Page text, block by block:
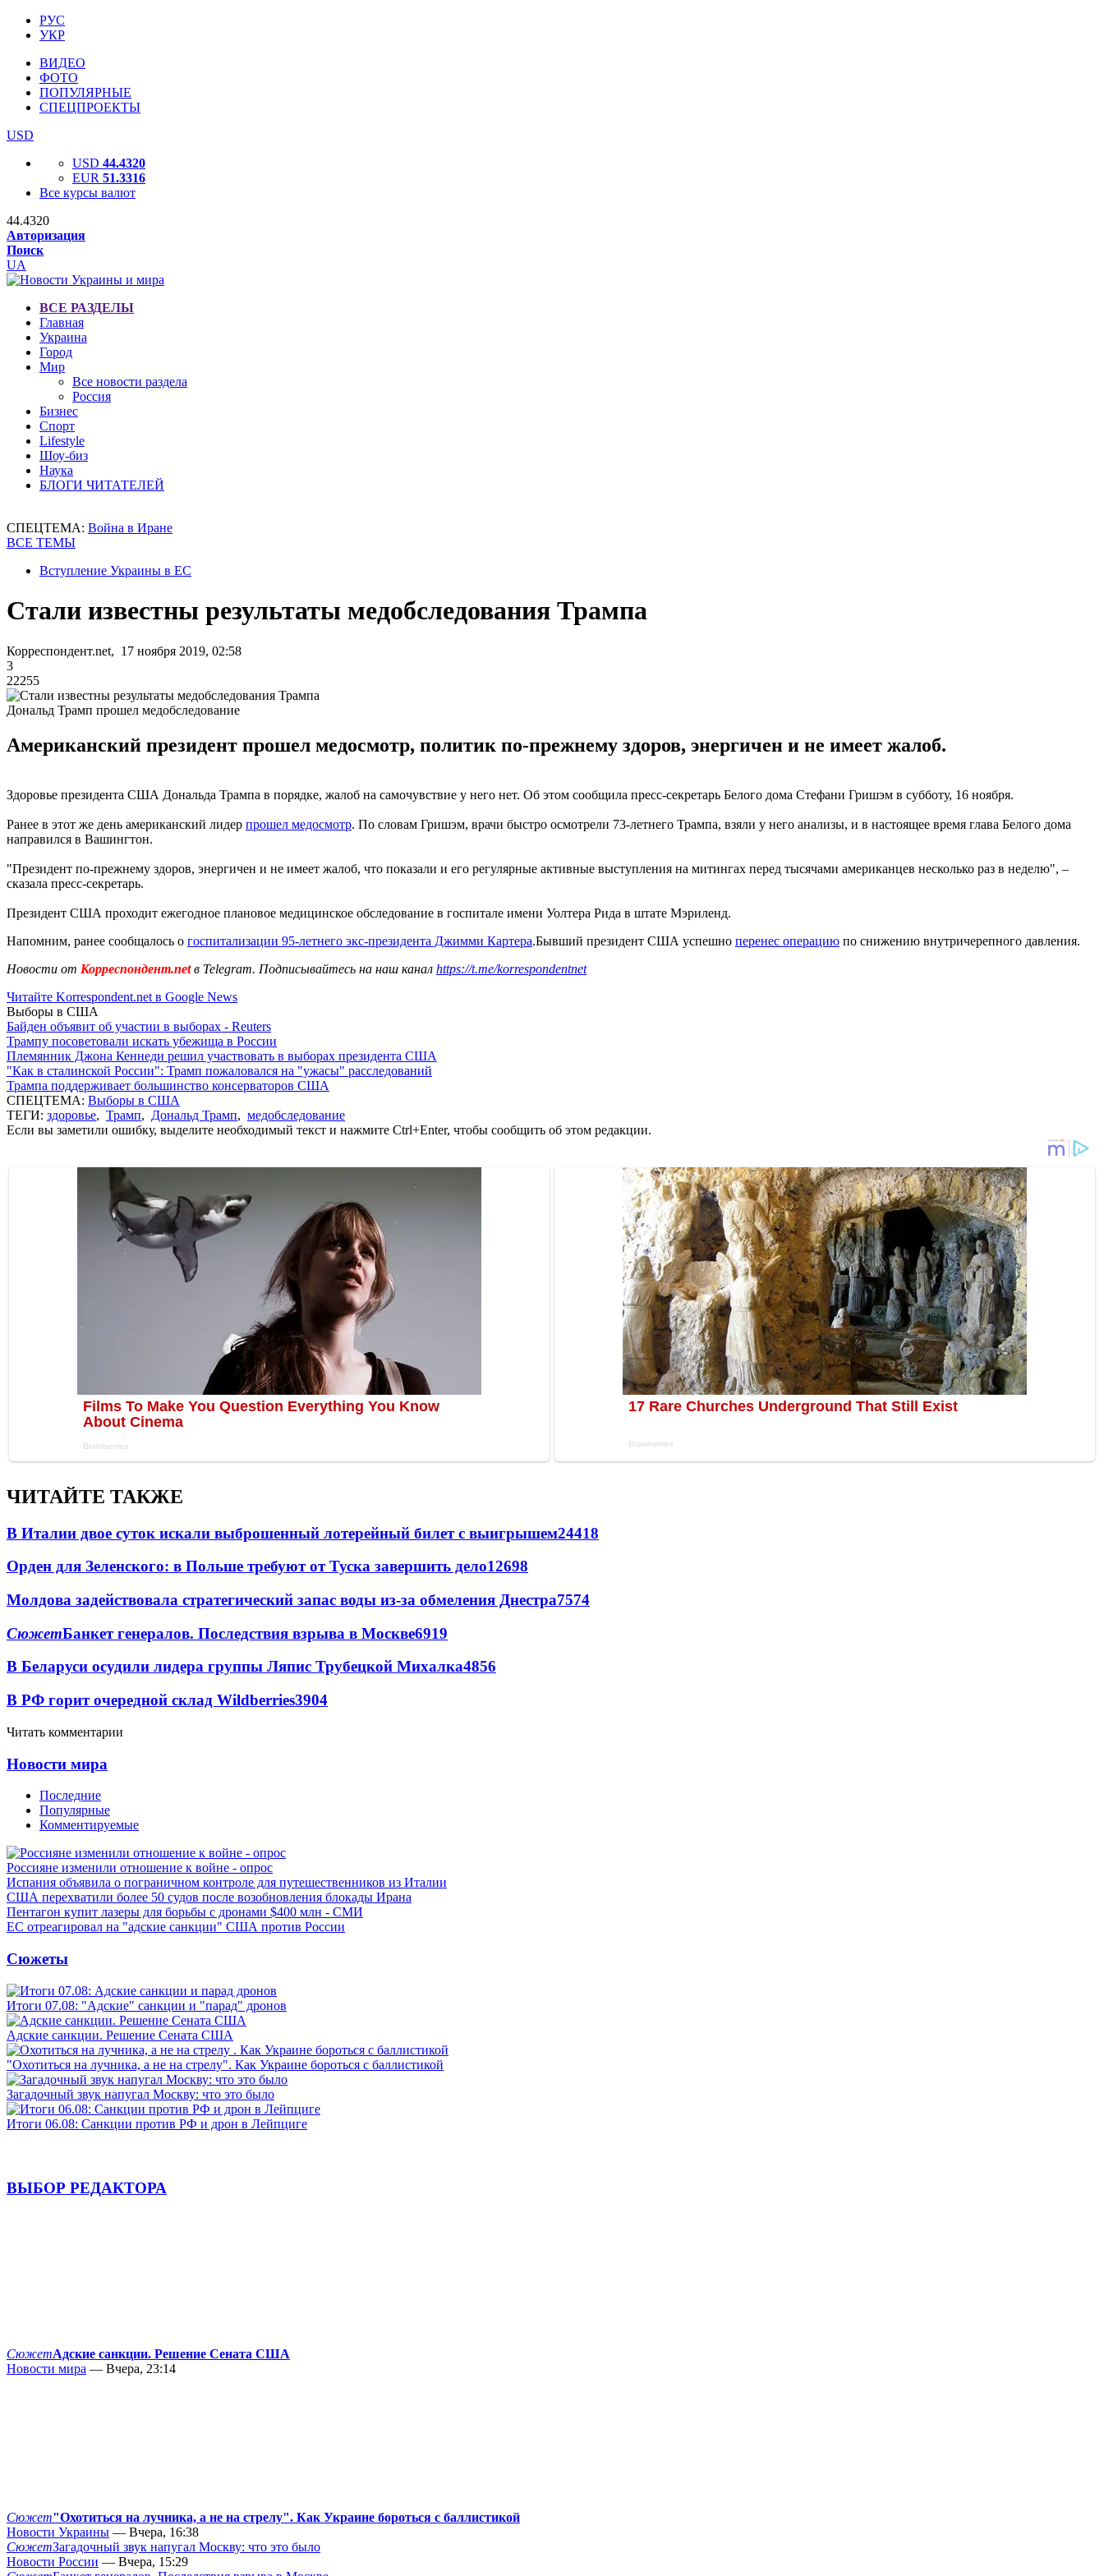
РУС
УКР
ВИДЕО
ФОТО
ПОПУЛЯРНЫЕ
СПЕЦПРОЕКТЫ
USD
USD 44.4320
EUR 51.3316
Все курсы валют
44.4320
Авторизация
Поиск
UA
ВСЕ РАЗДЕЛЫ
Главная
Украина
Город
Мир
Все новости раздела
Россия
Бизнес
Спорт
Lifestyle
Шоу-биз
Наука
БЛОГИ ЧИТАТЕЛЕЙ
СПЕЦТЕМА: Война в Иране
ВСЕ ТЕМЫ
Вступление Украины в ЕС
Стали известны результаты медобследования Трампа
Корреспондент.net, 17 ноября 2019, 02:58
3
22255
Дональд Трамп прошел медобследование
Американский президент прошел медосмотр, политик по-прежнему здоров, энергичен и не имеет жалоб.
Здоровье президента США Дональда Трампа в порядке, жалоб на самочувствие у него нет. Об этом сообщила пресс-секретарь Белого дома Стефани Гришэм в субботу, 16 ноября.
Ранее в этот же день американский лидер прошел медосмотр. По словам Гришэм, врачи быстро осмотрели 73-летнего Трампа, взяли у него анализы, и в настоящее время глава Белого дома
направился в Вашингтон.
"Президент по-прежнему здоров, энергичен и не имеет жалоб, что показали и его регулярные активные выступления на митингах перед тысячами американцев несколько раз в неделю", –
сказала пресс-секретарь.
Президент США проходит ежегодное плановое медицинское обследование в госпитале имени Уолтера Рида в штате Мэриленд.
Напомним, ранее сообщалось о госпитализации 95-летнего экс-президента Джимми Картера.Бывший президент США успешно перенес операцию по снижению внутричерепного давления.
Новости от Корреспондент.netв Telegram. Подписывайтесь на наш канал https://t.me/korrespondentnet
Читайте Korrespondent.net в Google News
Выборы в США
Байден объявит об участии в выборах - Reuters
Трампу посоветовали искать убежища в России
Племянник Джона Кеннеди решил участвовать в выборах президента США
"Как в сталинской России": Трамп пожаловался на "ужасы" расследований
Трампа поддерживает большинство консерваторов США
СПЕЦТЕМА: Выборы в США
ТЕГИ: здоровье, Трамп, Дональд Трамп, медобследование
Если вы заметили ошибку, выделите необходимый текст и нажмите Ctrl+Enter, чтобы сообщить об этом редакции.
ЧИТАЙТЕ ТАКЖЕ
В Италии двое суток искали выброшенный лотерейный билет с выигрышем24418
Орден для Зеленского: в Польше требуют от Туска завершить дело12698
Молдова задействовала стратегический запас воды из-за обмеления Днестра7574
СюжетБанкет генералов. Последствия взрыва в Москве6919
В Беларуси осудили лидера группы Ляпис Трубецкой Михалка4856
В РФ горит очередной склад Wildberries3904
Читать комментарии
Новости мира
Последние
Популярные
Комментируемые
Россияне изменили отношение к войне - опрос
Испания объявила о пограничном контроле для путешественников из Италии
США перехватили более 50 судов после возобновления блокады Ирана
Пентагон купит лазеры для борьбы с дронами $400 млн - СМИ
ЕС отреагировал на "адские санкции" США против России
Сюжеты
Итоги 07.08: "Адские" санкции и "парад" дронов
Адские санкции. Решение Сената США
"Охотиться на лучника, а не на стрелу". Как Украине бороться с баллистикой
Загадочный звук напугал Москву: что это было
Итоги 06.08: Санкции против РФ и дрон в Лейпциге
ВЫБОР РЕДАКТОРА
СюжетАдские санкции. Решение Сената США
Новости мира — Вчера, 23:14
Сюжет"Охотиться на лучника, а не на стрелу". Как Украине бороться с баллистикой
Новости Украины — Вчера, 16:38
СюжетЗагадочный звук напугал Москву: что это было
Новости России — Вчера, 15:29